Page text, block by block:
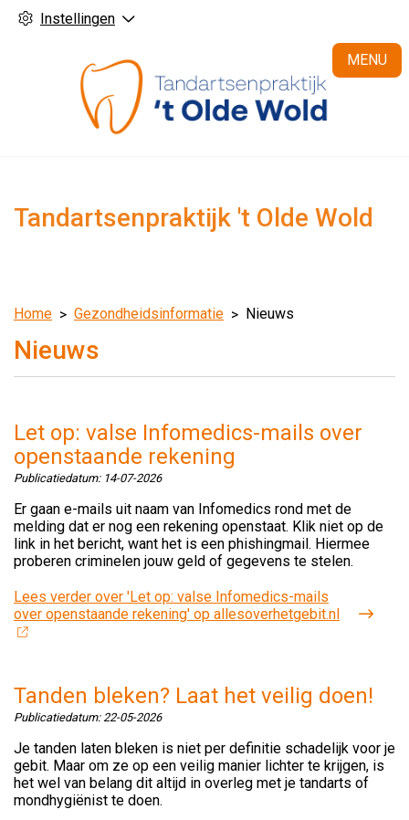
Instellingen
MENU
Tandartsenpraktijk 't Olde Wold
Home Gezondheidsinformatie Nieuws
Nieuws
Let op: valse Infomedics-mails over
openstaande rekening
Publicatiedatum: 14-07-2026
Er gaan e-mails uit naam van Infomedics rond met de
melding dat er nog een rekening openstaat. Klik niet op de
link in het bericht, want het is een phishingmail. Hiermee
proberen criminelen jouw geld of gegevens te stelen.
Lees verder over 'Let op: valse Infomedics-mails
over openstaande rekening' op allesoverhetgebit.nl
Tanden bleken? Laat het veilig doen!
Publicatiedatum: 22-05-2026
Je tanden laten bleken is niet per definitie schadelijk voor je
gebit. Maar om ze op een veilig manier lichter te krijgen, is
het wel van belang dit altijd in overleg met je tandarts of
mondhygiënist te doen.